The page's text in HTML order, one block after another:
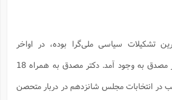
تشکیلات سیاسی ملی‌گرا بوده، در اواخر
دهه20ش. به رهبری دکتر مصدق به وجود آمد. دکتر مصدق به همراه 18
در انتخابات مجلس شانزدهم در دربار متحصن